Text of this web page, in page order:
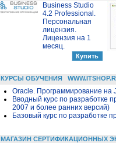
Business Studio
4.2 Professional.
Персональная
лицензия.
Лицензия на 1
месяц.
КУРСЫ ОБУЧЕНИЯ
Oracle. Программирование на
Вводный курс по разработке
2007 и более ранних версий)
Базовый курс по разработке
МАГАЗИН СЕРТИФИКАЦИОННЫХ